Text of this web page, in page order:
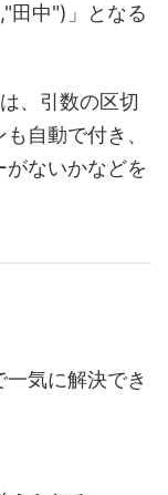
田中")」となる
、引数の区切
自動で付き、
ないかなどを
気に解決でき